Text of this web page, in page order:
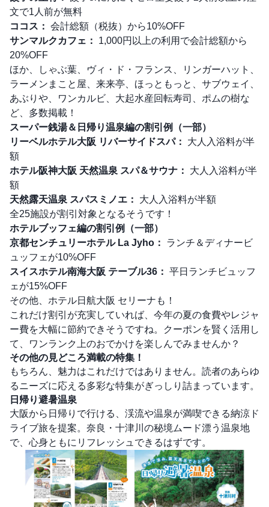
文で1人前が無料
ココス： 会計総額（税抜）から10%OFF
サンマルクカフェ：
1,000円以上の利用で会計総額から
20%OFF
ほか、しゃぶ葉、ヴィ・ド・フランス、リンガーハット、
ラーメンまこと屋、来来亭、ほっともっと、サブウェイ、
あぶりや、ワンカルビ、大起水産回転寿司、ポムの樹な
ど、多数掲載！
スーパー銭湯＆日帰り温泉編の割引例（一部）
リーベルホテル大阪 リバーサイドスパ：
大人入浴料が半
額
ホテル阪神大阪 天然温泉 スパ＆サウナ：
大人入浴料が半
額
天然露天温泉 スパスミノエ：
大人入浴料が半額
全25施設が割引対象となるそうです！
ホテルブッフェ編の割引例（一部）
京都センチュリーホテル La Jyho：
ランチ＆ディナービ
ュッフェが10%OFF
スイスホテル南海大阪 テーブル36： 平日ランチビュッフ
ェが15%OFF
その他、ホテル日航大阪 セリーナも！
これだけ割引が充実していれば、今年の夏の食費やレジャ
ー費を大幅に節約できそうですね。クーポンを賢く活用し
て、ワンランク上のおでかけを楽しんでみませんか？
その他の見どころ満載の特集！
もちろん、魅力はこれだけではありません。読者のあらゆ
るニーズに応える多彩な特集がぎっしり詰まっています。
日帰り避暑温泉
大阪から日帰りで行ける、渓流や温泉が満喫できる納涼ド
ライブ旅を提案。奈良・十津川の秘境ムード漂う温泉地
で、心身ともにリフレッシュできるはずです。